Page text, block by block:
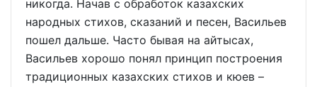
никогда. Начав с обработок казахских
народных стихов, сказаний и песен, Васильев
пошел дальше. Часто бывая на айтысах,
Васильев хорошо понял принцип построения
традиционных казахских стихов и кюев –